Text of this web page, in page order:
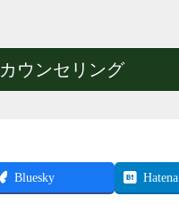
カウンセリング
Bluesky Hatena